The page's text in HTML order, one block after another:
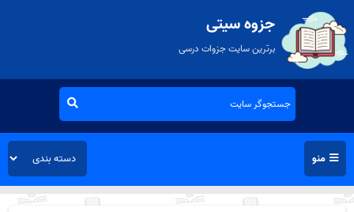
جزوه سیتی
برترین سایت جزوات درسی
منو